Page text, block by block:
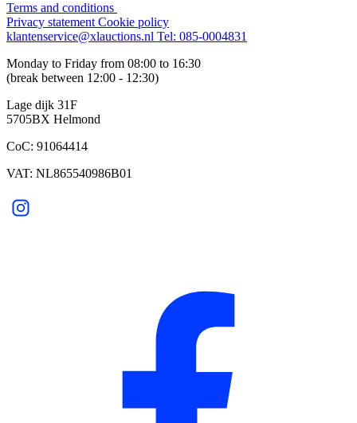
Terms and conditions
Privacy statement Cookie policy
klantenservice@xlauctions.nl Tel: 085-0004831
Monday to Friday from 08:00 to 16:30
(break between 12:00 - 12:30)
Lage dijk 31F
5705BX Helmond
CoC: 91064414
VAT: NL865540986B01